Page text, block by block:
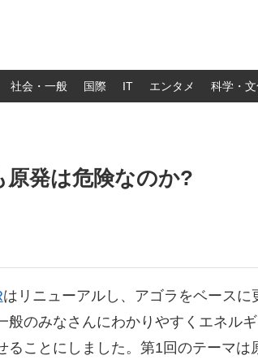
社会・一般 国際 IT エンタメ 科学・
原発は危険なのか?
はリニューアルし、アゴラをベース
般のみなさんにわかりやすくエネル
ることにしました。第1回のテーマは